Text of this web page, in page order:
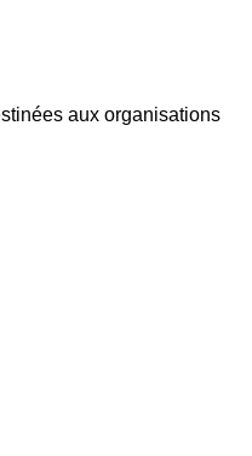
aux organisations